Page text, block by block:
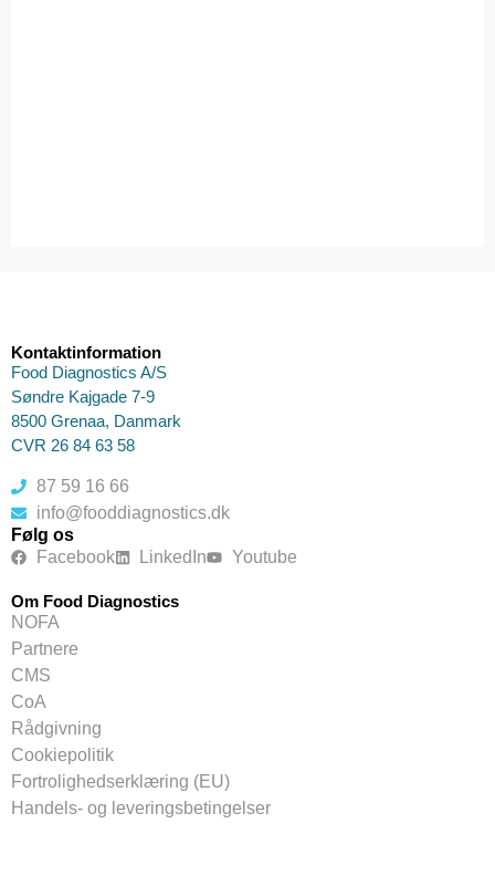
Kontaktinformation
Food Diagnostics A/S
Søndre Kajgade 7-9
8500 Grenaa, Danmark
CVR 26 84 63 58
87 59 16 66
info@fooddiagnostics.dk
Følg os
Facebook
LinkedIn Youtube
Om Food Diagnostics
NOFA
Partnere
CMS
CoA
Rådgivning
Cookiepolitik
Fortrolighedserklæring (EU)
Handels- og leveringsbetingelser